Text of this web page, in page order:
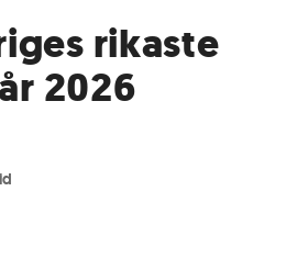
rikaste
2026